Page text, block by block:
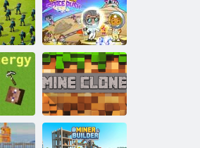
Alışveriş
Merkezi Tycoon
Boşta Madenci
Uzay Rush